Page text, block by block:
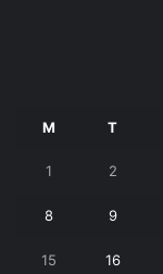
M T
1 2
8 9
15 16